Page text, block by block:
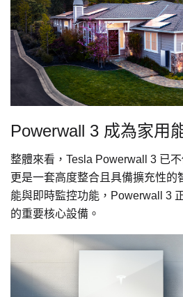
Powerwall 3 成為家用
整體來看，Tesla Powerwall 3 已
更是一套高度整合且具備擴充性的
能與即時監控功能，Powerwall 3
的重要核心設備。